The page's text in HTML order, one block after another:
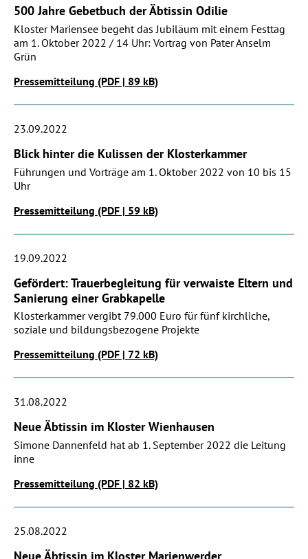
500 Jahre Gebetbuch der Äbtissin Odilie
Kloster Mariensee begeht das Jubiläum mit einem Festtag
am 1. Oktober 2022 / 14 Uhr: Vortrag von Pater Anselm
Grün
Pressemitteilung (PDF | 89 kB)
23.09.2022
Blick hinter die Kulissen der Klosterkammer
Führungen und Vorträge am 1. Oktober 2022 von 10 bis 15
Uhr
Pressemitteilung (PDF | 59 kB)
19.09.2022
Gefördert: Trauerbegleitung für verwaiste Eltern und
Sanierung einer Grabkapelle
Klosterkammer vergibt 79.000 Euro für fünf kirchliche,
soziale und bildungsbezogene Projekte
Pressemitteilung (PDF | 72 kB)
31.08.2022
Neue Äbtissin im Kloster Wienhausen
Simone Dannenfeld hat ab 1. September 2022 die Leitung
inne
Pressemitteilung (PDF | 82 kB)
25.08.2022